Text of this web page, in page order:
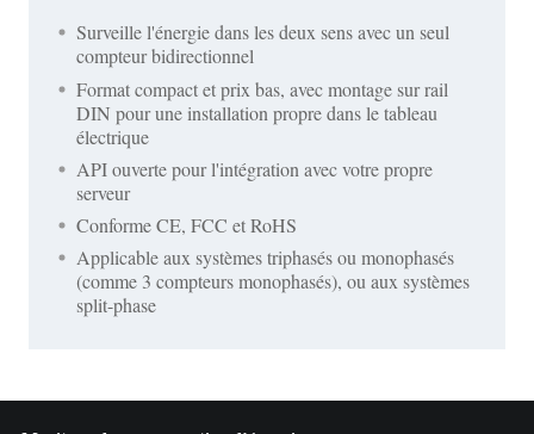
Surveille l'énergie dans les deux sens avec un seul
compteur bidirectionnel
Format compact et prix bas, avec montage sur rail
DIN pour une installation propre dans le tableau
électrique
API ouverte pour l'intégration avec votre propre
serveur
Conforme CE, FCC et RoHS
Applicable aux systèmes triphasés ou monophasés
(comme 3 compteurs monophasés), ou aux systèmes
split-phase